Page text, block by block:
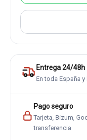
Entrega 24/48h
En toda España y
Pago seguro
Tarjeta, Bizum,
transferencia